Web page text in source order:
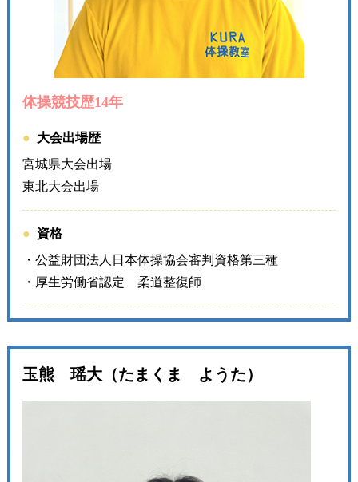
体操競技歴14年
大会出場歴
宮城県大会出場
東北大会出場
資格
・公益財団法人日本体操協会審判資格第三種
・厚生労働省認定 柔道整復師
玉熊 瑶大（たまくま ようた）